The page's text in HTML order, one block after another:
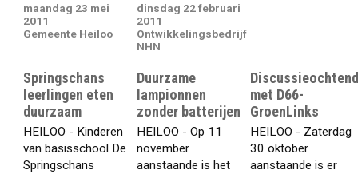
maandag 23 mei
2011
Gemeente Heiloo
dinsdag 22 februari
2011
Ontwikkelingsbedrijf
NHN
Springschans
leerlingen eten
duurzaam
HEILOO - Kinderen
van basisschool De
Springschans
Duurzame
lampionnen
zonder batterijen
HEILOO - Op 11
november
aanstaande is het
met D66-
GroenLinks
HEILOO - Zaterdag
30 oktober
aanstaande is er